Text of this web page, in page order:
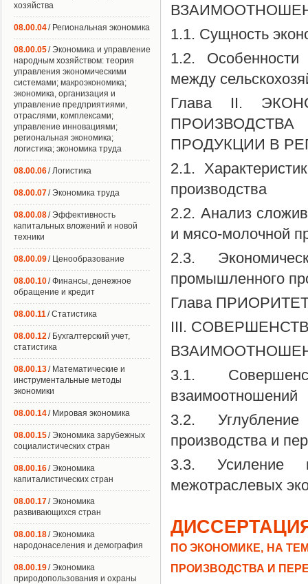
1.1. Сущность
1.2.
между
Глава II.
ПРОДУКЦИИ В
2.1.
производства
2.2. Анализ
и мясо-молочной
2.3.
промышленного
Глава
III.
3.1.
взаимоотношений
3.2.
производства и
3.3. Усиление
межотраслевых
ПО ЭКОНОМИКЕ, НА
ПРОИЗВОДСТВА И
хозяйства
08.00.04/ Региональная экономика
08.00.05/ Экономика и управление
народным хозяйством: теория
управления экономическими
системами; макроэкономика;
экономика, организация и
управление предприятиями,
отраслями, комплексами;
управление инновациями;
региональная экономика;
логистика; экономика труда
08.00.06/ Логистика
08.00.07/ Экономика труда
08.00.08/ Эффективность
капитальных вложений и новой
техники
08.00.09/ Ценообразование
08.00.10/ Финансы, денежное
обращение и кредит
08.00.11/ Статистика
08.00.12/ Бухгалтерский учет,
статистика
08.00.13/ Математические и
инструментальные методы
экономики
08.00.14/ Мировая экономика
08.00.15/ Экономика зарубежных
социалистических стран
08.00.16/ Экономика
капиталистических стран
08.00.17/ Экономика
развивающихся стран
08.00.18/ Экономика
народонаселения и демография
08.00.19/ Экономика
природопользования и охраны